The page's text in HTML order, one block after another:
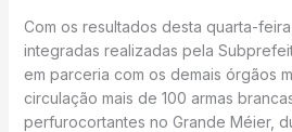
Com os resultados desta quarta-
integradas realizadas pela
em parceria com os demais órgãos
circulação mais de 100 armas
perfurocortantes no Grande Méier,